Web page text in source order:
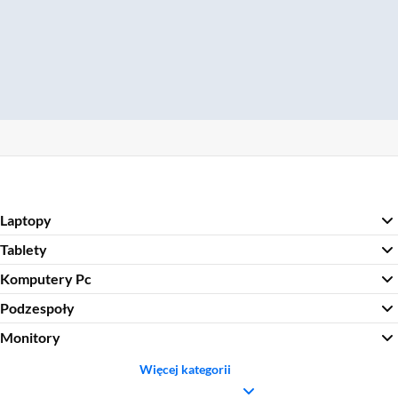
Laptopy
Tablety
Komputery Pc
Podzespoły
Monitory
Więcej kategorii